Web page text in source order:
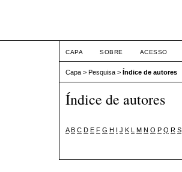
CAPA SOBRE ACESSO
Capa > Pesquisa > Índice de autores
Índice de autores
A B C D E F G H I J K L M N O P Q R S